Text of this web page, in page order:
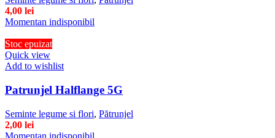
4,00 lei
Momentan indisponibil
Stoc epuizat
Quick view
Add to wishlist
Patrunjel Halflange 5G
Seminte legume si flori, Pătrunjel
2,00 lei
Momentan indisponibil